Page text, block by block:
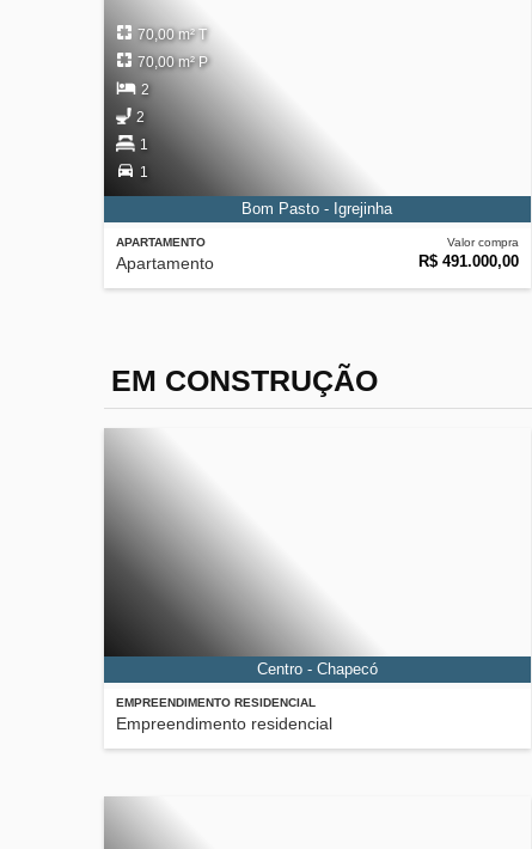
APARTAMENTO
Apartamento
Valor compra
R$ 491.000,00
70,00 m² T
70,00 m² P
2
2
1
1
Bom Pasto - Igrejinha
EM CONSTRUÇÃO
EMPREENDIMENTO RESIDENCIAL
Empreendimento residencial
Centro - Chapecó